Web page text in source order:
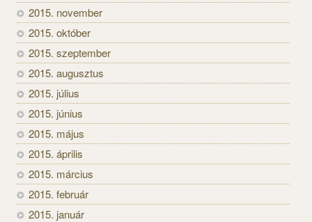
2015. november
2015. október
2015. szeptember
2015. augusztus
2015. július
2015. június
2015. május
2015. április
2015. március
2015. február
2015. január